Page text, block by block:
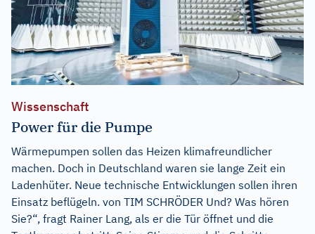
Wissenschaft
Power für die Pumpe
Wärmepumpen sollen das Heizen klimafreundlicher
machen. Doch in Deutschland waren sie lange Zeit ein
Ladenhüter. Neue technische Entwicklungen sollen ihren
Einsatz beflügeln. von TIM SCHRÖDER Und? Was hören
Sie?“, fragt Rainer Lang, als er die Tür öffnet und die